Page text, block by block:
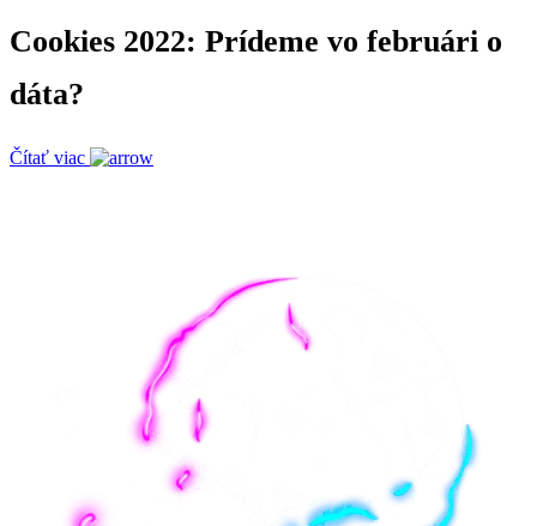
Cookies 2022: Prídeme vo februári o
dáta?
Čítať viac